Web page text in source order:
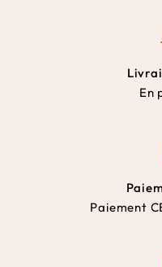
En
Paiement